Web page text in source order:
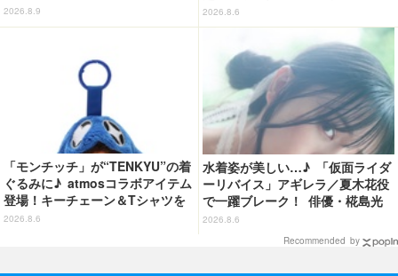
フィーハローキティチャーム」第
2弾登場【8月20日～】
2026.8.9
様が黄金の輝きをまといミニフィ
ギュア化 ヤッターワン&おだてブ
2026.8.6
「モンチッチ」が“TENKYU”の着
ぐるみに♪ atmosコラボアイテム
登場！キーチェーン＆Tシャツを
展開
2026.8.6
水着姿が美しい…♪ 「仮面ライダ
ーリバイス」アギレラ／夏木花役
で一躍ブレーク！ 俳優・椛島光
の2nd写真集が予約開始
2026.8.6
Recommended by